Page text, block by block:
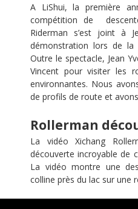
A LiShui, la première
compétition de
Riderman s’est joint à
démonstration lors de la
Outre le spectacle, Jean
Vincent pour visiter les
environnantes. Nous
de profils de route et
Rollerman
La vidéo Xichang
découverte incroyable de
La vidéo montre une
colline près du lac sur une